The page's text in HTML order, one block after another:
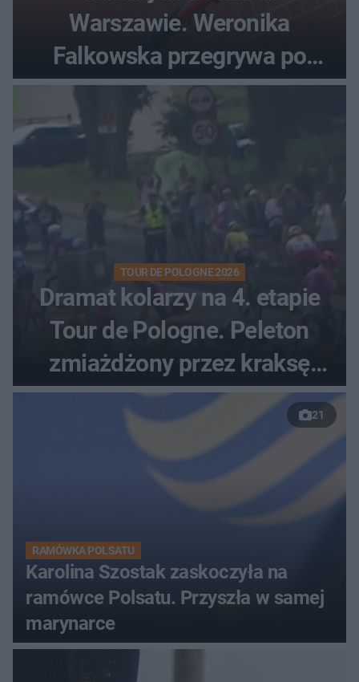
Warszawie. Weronika
Falkowska przegrywa po
zaciętym boju
TOUR DE POLOGNE 2026
Dramat kolarzy na 4. etapie
Tour de Pologne. Peleton
zmiażdżony przez kraksę
przed Karpaczem
21
RAMÓWKA POLSATU
Karolina Szostak zaskoczyła na
ramówce Polsatu. Przyszła w samej
marynarce